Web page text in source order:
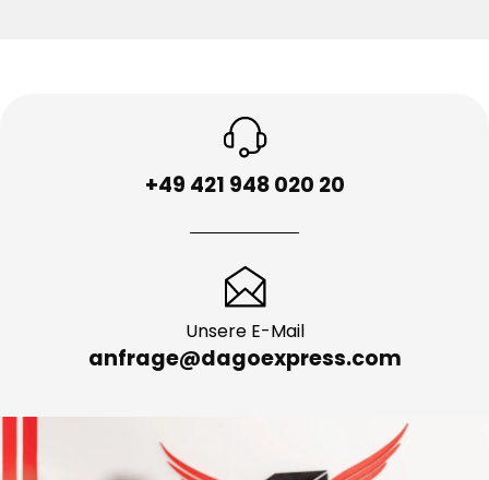
+49 421 948 020 20
Unsere E-Mail
anfrage@dagoexpress.com